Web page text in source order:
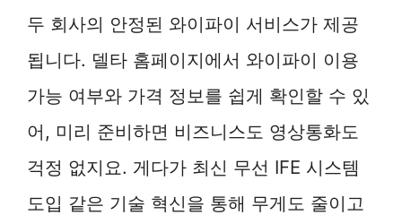
두 회사의 안정된 와이파이 서비스가 제공
됩니다. 델타 홈페이지에서 와이파이 이용
가능 여부와 가격 정보를 쉽게 확인할 수 있
어, 미리 준비하면 비즈니스도 영상통화도
걱정 없지요. 게다가 최신 무선 IFE 시스템
도입 같은 기술 혁신을 통해 무게도 줄이고